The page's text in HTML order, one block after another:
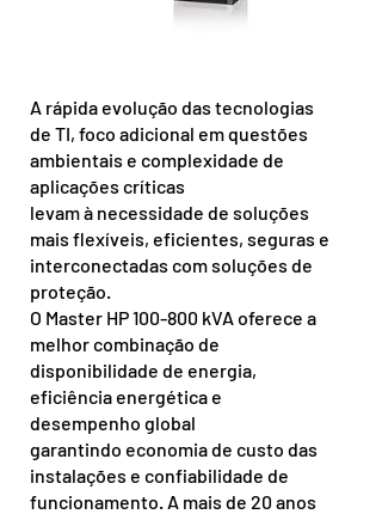
A rápida evolução das tecnologias
de TI, foco adicional em questões
ambientais e complexidade de
aplicações críticas
levam à necessidade de soluções
mais flexíveis, eficientes, seguras e
interconectadas com soluções de
proteção.
O Master HP 100-800 kVA oferece a
melhor combinação de
disponibilidade de energia,
eficiência energética e
desempenho global
garantindo economia de custo das
instalações e confiabilidade de
funcionamento. A mais de 20 anos